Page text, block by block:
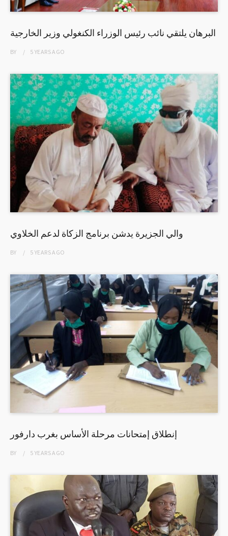
البرهان يلتقي نائب رئيس الوزراء الكنغولي وزير الخارجية
BY 5 YEARSAGO
والي الجزيرة يدشن برنامج الزكاة لدعم الخلاوي
BY 5 YEARSAGO
إنطلاق إمتحانات مرحلة الأساس بغرب دارفور
BY 5 YEARSAGO